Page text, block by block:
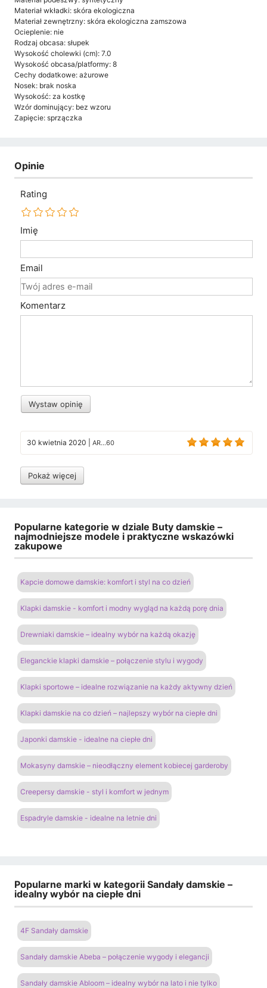
Materiał wkładki: skóra ekologiczna
Materiał zewnętrzny: skóra ekologiczna zamszowa
Ocieplenie: nie
Rodzaj obcasa: słupek
Wysokość cholewki (cm): 7.0
Wysokość obcasa/platformy: 8
Cechy dodatkowe: ażurowe
Nosek: brak noska
Wysokość: za kostkę
Wzór dominujący: bez wzoru
Zapięcie: sprzączka
Opinie
Rating
Imię
Email
Komentarz
Wystaw opinię
30 kwietnia 2020 AR...60
Pokaż więcej
Popularne kategorie w dziale Buty damskie –
najmodniejsze modele i praktyczne wskazówki
zakupowe
Kapcie domowe damskie: komfort i styl na co dzień
Klapki damskie - komfort i modny wygląd na każdą porę dnia
Drewniaki damskie – idealny wybór na każdą okazję
Eleganckie klapki damskie – połączenie stylu i wygody
Klapki sportowe – idealne rozwiązanie na każdy aktywny dzień
Klapki damskie na co dzień – najlepszy wybór na ciepłe dni
Japonki damskie - idealne na ciepłe dni
Mokasyny damskie – nieodłączny element kobiecej garderoby
Creepersy damskie - styl i komfort w jednym
Espadryle damskie - idealne na letnie dni
Popularne marki w kategorii Sandały damskie –
idealny wybór na ciepłe dni
4F Sandały damskie
Sandały damskie Abeba – połączenie wygody i elegancji
Sandały damskie Abloom – idealny wybór na lato i nie tylko